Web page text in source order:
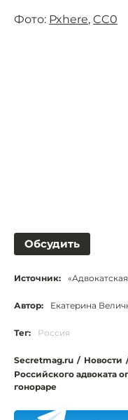
Фото: Pxhere, CC0
Обсудить
Источник:
Автор: Екатерина
Тег: Россия
Secretmag.ru / Новости
Российского адвоката
гонораре